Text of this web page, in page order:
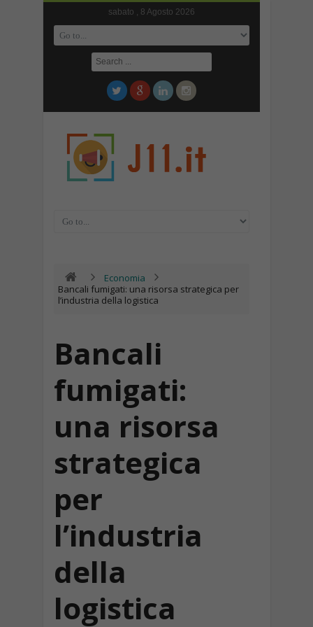
sabato , 8 Agosto 2026
Economia
Bancali fumigati: una risorsa strategica per
l’industria della logistica
Bancali
fumigati:
una risorsa
strategica
per
l’industria
della
logistica